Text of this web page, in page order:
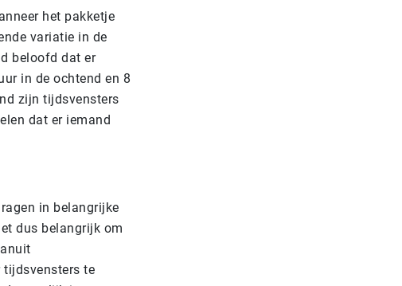
het pakketje
variatie in de
beloofd dat er
in de ochtend en 8
zijn tijdsvensters
dat er iemand
in belangrijke
dus belangrijk om
tijdsvensters te